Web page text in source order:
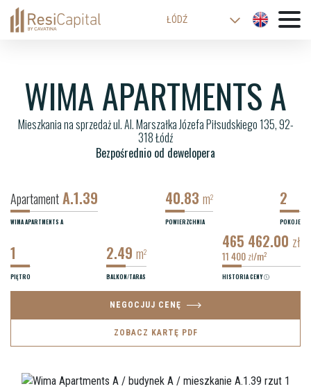
ŁÓDŹ
WROCŁAW
KRAKÓW
BIELSKO-BIAŁA
WIMA APARTMENTS A
Mieszkania na sprzedaż ul. Al. Marszałka Józefa Piłsudskiego 135, 92-
318 Łódź
Bezpośrednio od dewelopera
WIMA APARTMENTS A
ApartamentA.1.39
POWIERZCHNIA
40.83 m2
POKOJE
2
PIĘTRO
1
BALKON/TARAS
2.49 m2
HISTORIA CENY
465 462.00 zł
11 400 zł/m2
NEGOCJUJ CENĘ
ZOBACZ KARTĘ PDF